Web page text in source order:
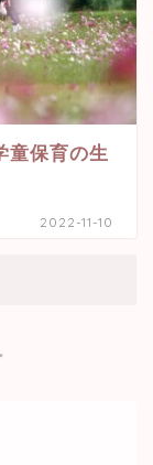
童保育の生
2022-11-10